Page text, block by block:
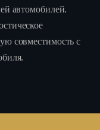
автомобилей.
совместимость с